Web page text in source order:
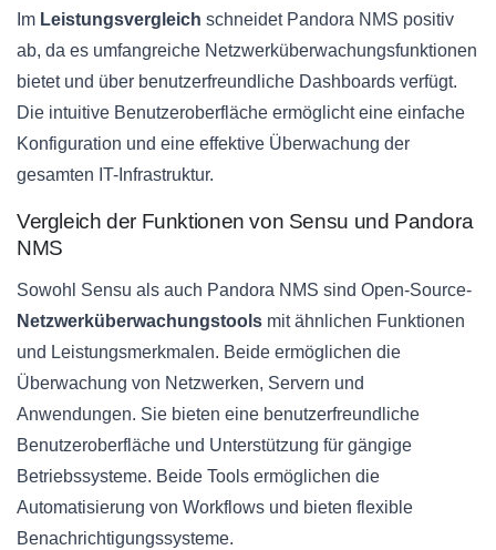
Im Leistungsvergleich schneidet Pandora NMS positiv
ab, da es umfangreiche Netzwerküberwachungsfunktionen
bietet und über benutzerfreundliche Dashboards verfügt.
Die intuitive Benutzeroberfläche ermöglicht eine einfache
Konfiguration und eine effektive Überwachung der
gesamten IT-Infrastruktur.
Vergleich der Funktionen von Sensu und Pandora
NMS
Sowohl Sensu als auch Pandora NMS sind Open-Source-
Netzwerküberwachungstools mit ähnlichen Funktionen
und Leistungsmerkmalen. Beide ermöglichen die
Überwachung von Netzwerken, Servern und
Anwendungen. Sie bieten eine benutzerfreundliche
Benutzeroberfläche und Unterstützung für gängige
Betriebssysteme. Beide Tools ermöglichen die
Automatisierung von Workflows und bieten flexible
Benachrichtigungssysteme.